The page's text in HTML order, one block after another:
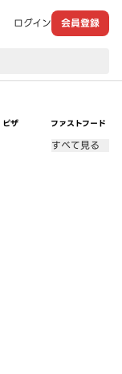
ログイン 会員登録
ピザ ファストフード
すべて見る